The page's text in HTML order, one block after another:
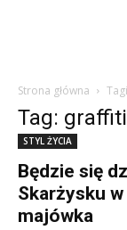
Strona główna Tagi
Tag: graffiti
STYL ŻYCIA
Będzie się
Skarżysku
majówka